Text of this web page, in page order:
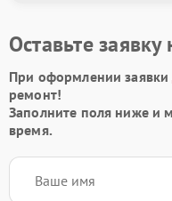
Оставьте
При оформлении заявки
ремонт!
Заполните поля ниже и
время.